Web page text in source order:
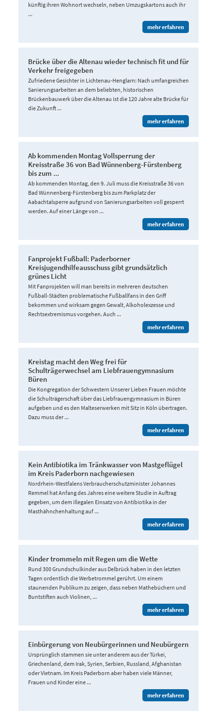
künftig ihren Wohnort wechseln, neben Umzugskartons auch ihr
...
mehr erfahren
Brücke über die Altenau wieder technisch fit und für
Verkehr freigegeben
Zufriedene Gesichter in Lichtenau-Henglarn: Nach umfangreichen
Sanierungsarbeiten an dem beliebten, historischen
Brückenbauwerk über die Altenau ist die 120 Jahre alte Brücke für
die Zukunft ...
mehr erfahren
Ab kommenden Montag Vollsperrung der
Kreisstraße 36 von Bad Wünnenberg-Fürstenberg
bis zum ...
Ab kommenden Montag, den 9. Juli muss die Kreisstraße 36 von
Bad Wünnenberg-Fürstenberg bis zum Parkplatz der
Aabachtalsperre aufgrund von Sanierungsarbeiten voll gesperrt
werden. Auf einer Länge von ...
mehr erfahren
Fanprojekt Fußball: Paderborner
Kreisjugendhilfeausschuss gibt grundsätzlich
grünes Licht
Mit Fanprojekten will man bereits in mehreren deutschen
Fußball-Städten problematische Fußballfans in den Griff
bekommen und wirksam gegen Gewalt, Alkoholexzesse und
Rechtsextremismus vorgehen. Auch ...
mehr erfahren
Kreistag macht den Weg frei für
Schulträgerwechsel am Liebfrauengymnasium
Büren
Die Kongregation der Schwestern Unserer Lieben Frauen möchte
die Schulträgerschaft über das Liebfrauengymnasium in Büren
aufgeben und es den Malteserwerken mit Sitz in Köln übertragen.
Dazu muss der ...
mehr erfahren
Kein Antibiotika im Tränkwasser von Mastgeflügel
im Kreis Paderborn nachgewiesen
Nordrhein-Westfalens Verbraucherschutzminister Johannes
Remmel hat Anfang des Jahres eine weitere Studie in Auftrag
gegeben, um dem illegalen Einsatz von Antibiotika in der
Masthähnchenhaltung auf ...
mehr erfahren
Kinder trommeln mit Regen um die Wette
Rund 300 Grundschulkinder aus Delbrück haben in den letzten
Tagen ordentlich die Werbetrommel gerührt. Um einem
staunenden Publikum zu zeigen, dass neben Mathebüchern und
Buntstiften auch Violinen, ...
mehr erfahren
Einbürgerung von Neubürgerinnen und Neubürgern
Ursprünglich stammen sie unter anderem aus der Türkei,
Griechenland, dem Irak, Syrien, Serbien, Russland, Afghanistan
oder Vietnam. Im Kreis Paderborn aber haben viele Männer,
Frauen und Kinder eine ...
mehr erfahren